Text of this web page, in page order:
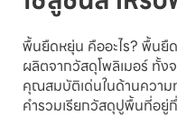
พื้นยืดหยุ่น คืออะไร? พื้นยื
ผลิตจากวัสดุโพลิเมอร์ ทั้ง
คุณสมบัติเด่นในด้านความ
คำรวมเรียกวัสดุปูพื้นที่อยู่